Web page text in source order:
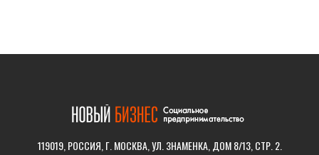
119019, РОССИЯ, Г. МОСКВА, УЛ. ЗНАМЕНКА, ДОМ 8/13, СТР. 2.